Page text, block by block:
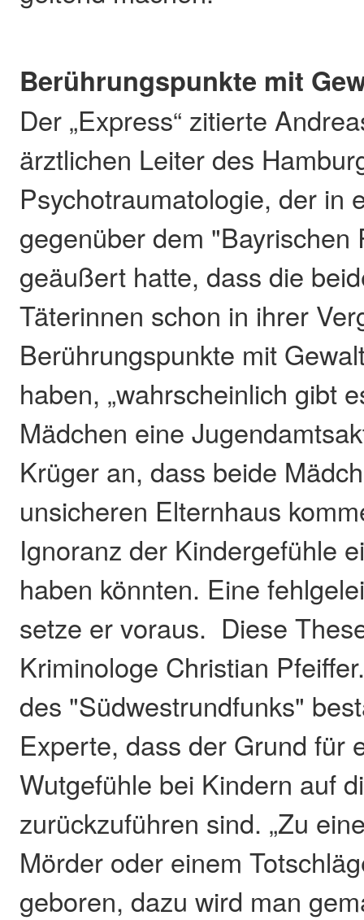
Berührungspunkte mit
Der „Express“ zitierte
ärztlichen Leiter des
Psychotraumatologie, der in
gegenüber dem "Bayrischen
geäußert hatte, dass die
Täterinnen schon in ihrer
Berührungspunkte mit
haben, „wahrscheinlich gibt
Mädchen eine
Krüger an, dass beide
unsicheren Elternhaus
Ignoranz der Kindergefühle
haben könnten. Eine
setze er voraus. Diese
Kriminologe Christian
des "Südwestrundfunks"
Experte, dass der Grund für
Wutgefühle bei Kindern auf
zurückzuführen sind. „Zu
Mörder oder einem
geboren, dazu wird man